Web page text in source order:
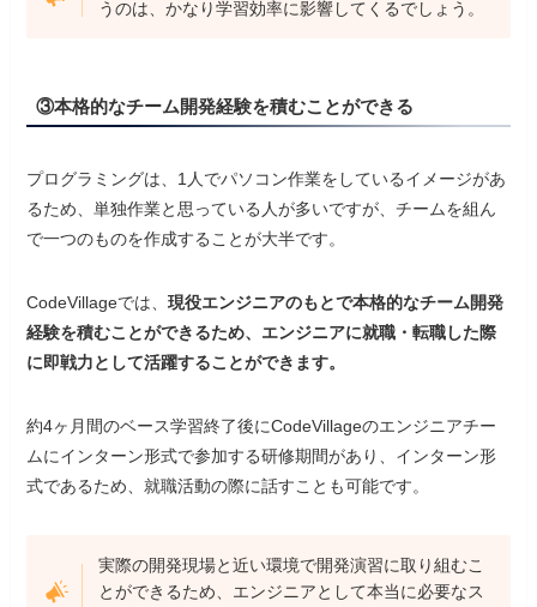
うのは、かなり学習効率に影響してくるでしょう。
③本格的なチーム開発経験を積むことができる
プログラミングは、1人でパソコン作業をしているイメージがあ
るため、単独作業と思っている人が多いですが、チームを組ん
で一つのものを作成することが大半です。
CodeVillageでは、現役エンジニアのもとで本格的なチーム開発
経験を積むことができるため、エンジニアに就職・転職した際
に即戦力として活躍することができます。
約4ヶ月間のベース学習終了後にCodeVillageのエンジニアチー
ムにインターン形式で参加する研修期間があり、インターン形
式であるため、就職活動の際に話すことも可能です。
実際の開発現場と近い環境で開発演習に取り組むこ
とができるため、エンジニアとして本当に必要なス